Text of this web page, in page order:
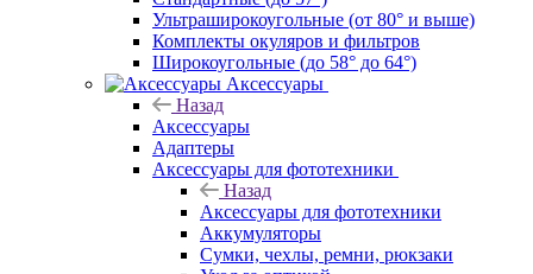
Ультраширокоугольные (от 80° и выше)
Комплекты окуляров и фильтров
Широкоугольные (до 58° до 64°)
Аксессуары
Назад
Аксессуары
Адаптеры
Аксессуары для фототехники
Назад
Аксессуары для фототехники
Аккумуляторы
Сумки, чехлы, ремни, рюкзаки